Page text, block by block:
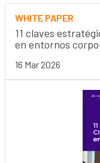
WHITE PAPER
11 claves
en entornos
16 Mar 2026